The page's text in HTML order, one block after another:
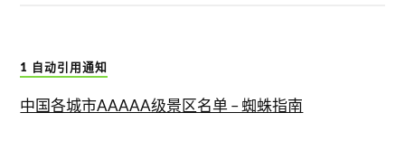
1 自动引用通知
中国各城市AAAAA级景区名单 – 蜘蛛指南